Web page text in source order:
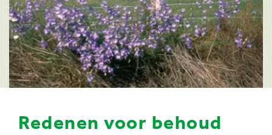
Redenen voor behoud